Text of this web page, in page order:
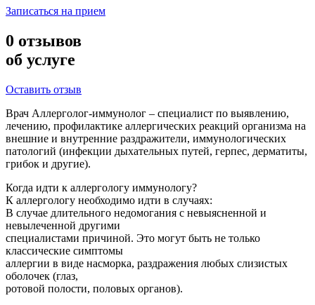
Записаться на прием
0 отзывов
об услуге
Оставить отзыв
Врач Аллерголог-иммунолог – специалист по выявлению,
лечению, профилактике аллергических реакций организма на
внешние и внутренние раздражители, иммунологических
патологий (инфекции дыхательных путей, герпес, дерматиты,
грибок и другие).
Когда идти к аллергологу иммунологу?
К аллергологу необходимо идти в случаях:
В случае длительного недомогания с невыясненной и
невылеченной другими
специалистами причиной. Это могут быть не только
классические симптомы
аллергии в виде насморка, раздражения любых слизистых
оболочек (глаз,
ротовой полости, половых органов).